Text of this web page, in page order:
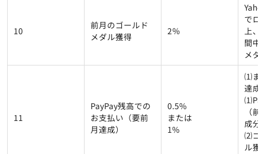
10
前月のゴールド
メダル獲得
2％
でロ
上
間中
メダ
11
PayPay残高での
お支払い（要前
月達成）
0.5%
または
1%
⑴ま
達成
（
成分
⑵ゴ
ル獲